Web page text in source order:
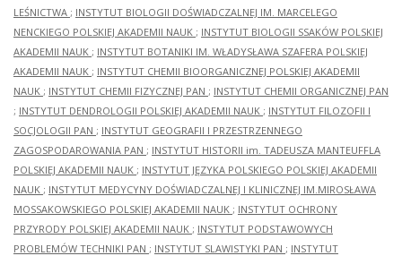
LEŚNICTWA ; INSTYTUT BIOLOGII DOŚWIADCZALNEJ IM. MARCELEGO
NENCKIEGO POLSKIEJ AKADEMII NAUK ; INSTYTUT BIOLOGII SSAKÓW POLSKIEJ
AKADEMII NAUK ; INSTYTUT BOTANIKI IM. WŁADYSŁAWA SZAFERA POLSKIEJ
AKADEMII NAUK ; INSTYTUT CHEMII BIOORGANICZNEJ POLSKIEJ AKADEMII
NAUK ; INSTYTUT CHEMII FIZYCZNEJ PAN ; INSTYTUT CHEMII ORGANICZNEJ PAN
; INSTYTUT DENDROLOGII POLSKIEJ AKADEMII NAUK ; INSTYTUT FILOZOFII I
SOCJOLOGII PAN ; INSTYTUT GEOGRAFII I PRZESTRZENNEGO
ZAGOSPODAROWANIA PAN ; INSTYTUT HISTORII im. TADEUSZA MANTEUFFLA
POLSKIEJ AKADEMII NAUK ; INSTYTUT JĘZYKA POLSKIEGO POLSKIEJ AKADEMII
NAUK ; INSTYTUT MEDYCYNY DOŚWIADCZALNEJ I KLINICZNEJ IM.MIROSŁAWA
MOSSAKOWSKIEGO POLSKIEJ AKADEMII NAUK ; INSTYTUT OCHRONY
PRZYRODY POLSKIEJ AKADEMII NAUK ; INSTYTUT PODSTAWOWYCH
PROBLEMÓW TECHNIKI PAN ; INSTYTUT SLAWISTYKI PAN ; INSTYTUT